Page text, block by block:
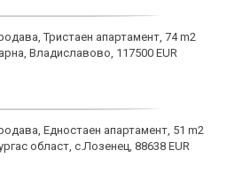
Тристаен апартамент, 74 m2
Владиславово, 117500 EUR
Едностаен апартамент, 51 m2
област, с.Лозенец, 88638 EUR